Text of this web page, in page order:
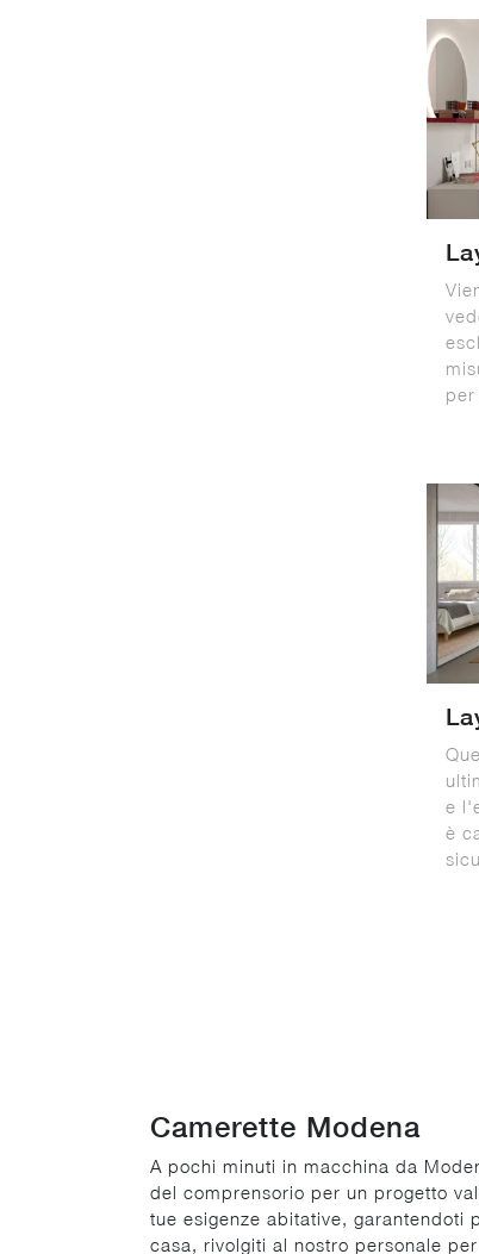
e
è
Camerette Modena
A pochi minuti in macchina da
del comprensorio per un progetto
tue esigenze abitative, garantendoti
casa, rivolgiti al nostro personale